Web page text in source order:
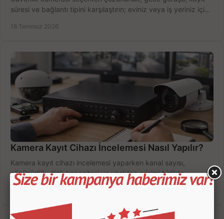
süresi ve bağlantı tipini karşılaştırın; eviniz veya iş yeriniz için
18 Temmuz 2026
Kamera Kayıt Cihazı İncelemesi Nasıl Yapılır?
Kamera kayıt cihazı incelemesi yaparken kanal sayısı,
çözünürlük, disk kapasitesi ve uzaktan erişimi birlikte
değerlendirin; bütçenizi doğru yönetin.